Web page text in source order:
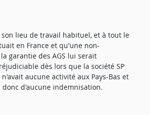
lieu de travail habituel, et à tout le
en France et qu'une non-
garantie des AGS lui serait
dès lors que la société SP
aucune activité aux Pays-Bas et
d'aucune indemnisation.